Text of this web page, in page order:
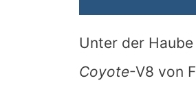
Unter der
Coyote-V8 von